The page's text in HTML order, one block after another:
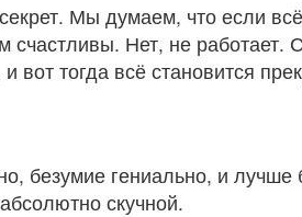
Мы думаем, что если
счастливы. Нет, не работает.
вот тогда всё становится
безумие гениально, и лучше
скучной.